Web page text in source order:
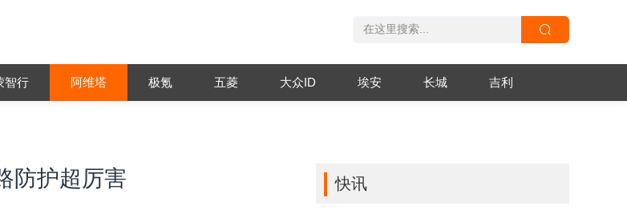
智行 阿维塔 极氪 五菱 大众ID 埃安 长城 吉利
防护超厉害 快讯